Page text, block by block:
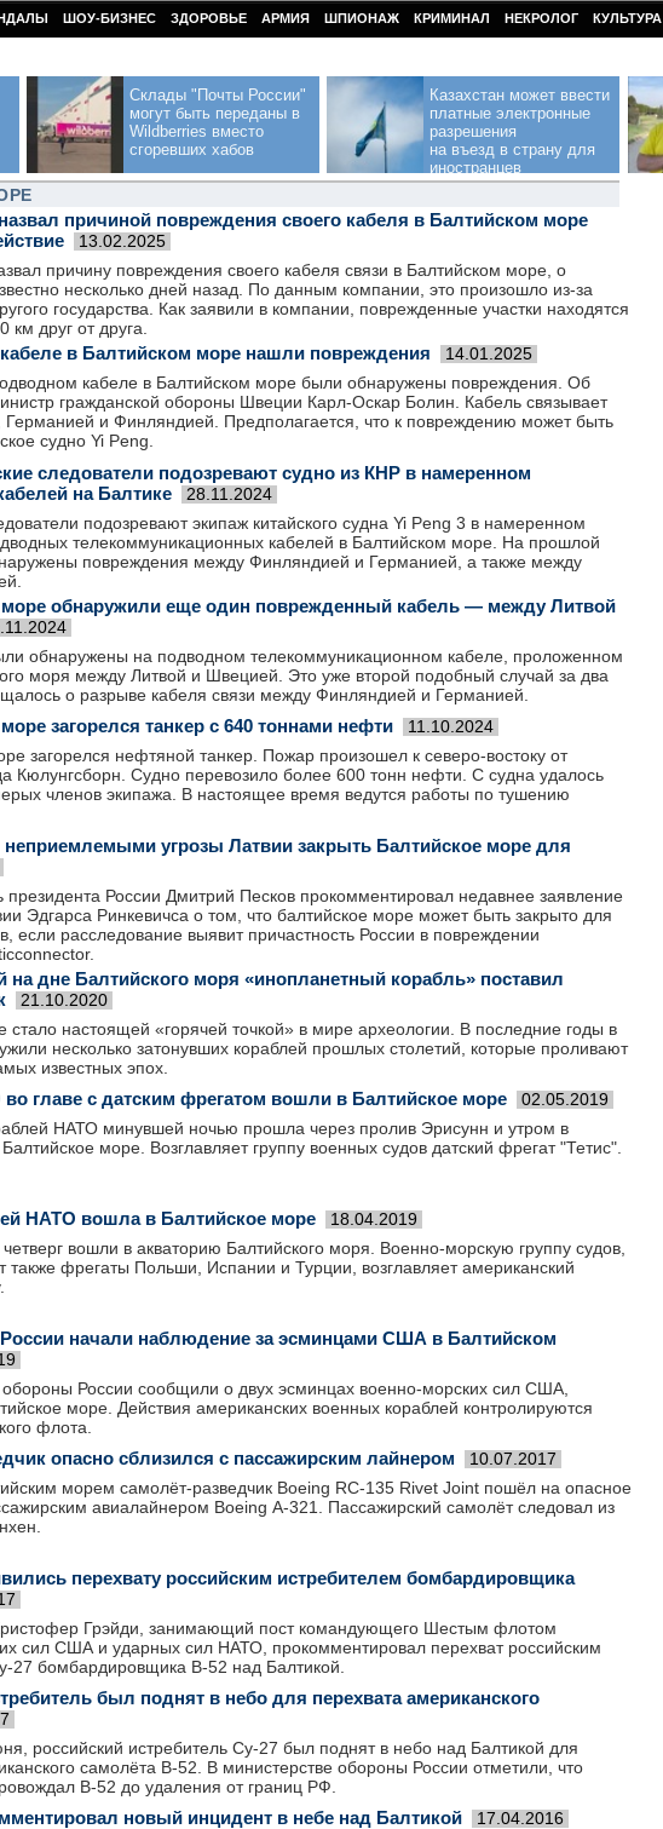
ШОУ-БИЗНЕС ЗДОРОВЬЕ АРМИЯ ШПИОНАЖ КРИМИНАЛ НЕКРОЛОГ КУЛЬТУРА
Склады "Почты России"
могут быть переданы в
Wildberries вместо
сгоревших хабов
Казахстан может ввести
платные электронные
разрешения
на въезд в страну для
иностранцев
причиной повреждения своего кабеля в Балтийском море
13.02.2025
причину повреждения своего кабеля связи в Балтийском море, о
несколько дней назад. По данным компании, это произошло из-за
государства. Как заявили в компании, поврежденные участки находятся
км друг от друга.
в Балтийском море нашли повреждения 14.01.2025
кабеле в Балтийском море были обнаружены повреждения. Об
гражданской обороны Швеции Карл-Оскар Болин. Кабель связывает
Германией и Финляндией. Предполагается, что к повреждению может быть
судно Yi Peng.
следователи подозревают судно из КНР в намеренном
на Балтике
28.11.2024
подозревают экипаж китайского судна Yi Peng 3 в намеренном
телекоммуникационных кабелей в Балтийском море. На прошлой
повреждения между Финляндией и Германией, а также между
обнаружили еще один поврежденный кабель — между Литвой
обнаружены на подводном телекоммуникационном кабеле, проложенном
моря между Литвой и Швецией. Это уже второй подобный случай за два
о разрыве кабеля связи между Финляндией и Германией.
загорелся танкер с 640 тоннами нефти 11.10.2024
загорелся нефтяной танкер. Пожар произошел к северо-востоку от
Кюлунгсборн. Судно перевозило более 600 тонн нефти. С судна удалось
членов экипажа. В настоящее время ведутся работы по тушению
неприемлемыми угрозы Латвии закрыть Балтийское море для
президента России Дмитрий Песков прокомментировал недавнее заявление
Эдгарса Ринкевичса о том, что балтийское море может быть закрыто для
если расследование выявит причастность России в повреждении
дне Балтийского моря «инопланетный корабль» поставил
21.10.2020
стало настоящей «горячей точкой» в мире археологии. В последние годы в
несколько затонувших кораблей прошлых столетий, которые проливают
известных эпох.
главе с датским фрегатом вошли в Балтийское море 02.05.2019
НАТО минувшей ночью прошла через пролив Эрисунн и утром в
море. Возглавляет группу военных судов датский фрегат "Тетис".
НАТО вошла в Балтийское море 18.04.2019
вошли в акваторию Балтийского моря. Военно-морскую группу судов,
также фрегаты Польши, Испании и Турции, возглавляет американский
начали наблюдение за эсминцами США в Балтийском
России сообщили о двух эсминцах военно-морских сил США,
море. Действия американских военных кораблей контролируются
флота.
опасно сблизился с пассажирским лайнером 10.07.2017
морем самолёт-разведчик Boeing RC-135 Rivet Joint пошёл на опасное
авиалайнером Boeing А-321. Пассажирский самолёт следовал из
перехвату российским истребителем бомбардировщика
Грэйди, занимающий пост командующего Шестым флотом
сил США и ударных сил НАТО, прокомментировал перехват российским
27 бомбардировщика В-52 над Балтикой.
был поднят в небо для перехвата американского
российский истребитель Су-27 был поднят в небо над Балтикой для
самолёта В-52. В министерстве обороны России отметили, что
В-52 до удаления от границ РФ.
новый инцидент в небе над Балтикой 17.04.2016